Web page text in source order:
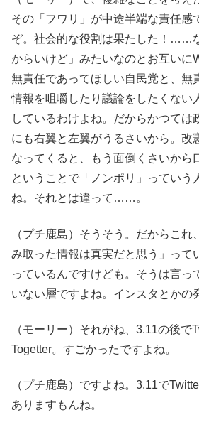
その「フワリ」が中途半端な責任感
ぞ。社会的な役割は果たした！……
からいけど」みたいなのとお互いに
無責任であってほしい自民党と、無
情報を咀嚼したり議論をしたくない
しているわけよね。だからかつては
にも右翼と左翼がうるさいから。改
なってくると、もう面倒くさいから
ということで「ノンポリ」っていう
ね。それとは違って……。
（プチ鹿島）そうそう。だからこれ
み取った情報は真実だと思う」って
っているんですけども。そうは言っ
いない層ですよね。インスタとかの
（モーリー）それがね、3.11の後で
Togetter。すごかったですよね。
（プチ鹿島）ですよね。3.11で
ありますもんね。